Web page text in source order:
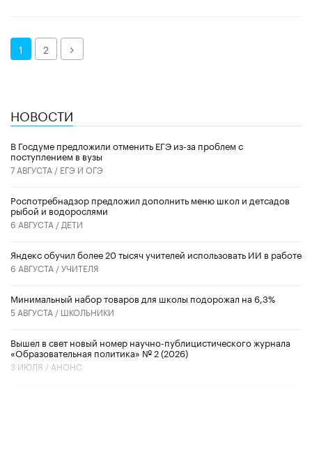
1 2 Далее
НОВОСТИ
В Госдуме предложили отменить ЕГЭ из-за проблем с
поступлением в вузы
7 АВГУСТА / ЕГЭ И ОГЭ
Роспотребнадзор предложил дополнить меню школ и детсадов
рыбой и водорослями
6 АВГУСТА / ДЕТИ
​Яндекс обучил более 20 тысяч учителей использовать ИИ в работе
6 АВГУСТА /УЧИТЕЛЯ
Минимальный набор товаров для школы подорожал на 6,3%
5 АВГУСТА / ШКОЛЬНИКИ
Вышел в свет новый номер научно-публицистического журнала
«Образовательная политика» № 2 (2026)
3 ИЮЛЯ / АНОНС